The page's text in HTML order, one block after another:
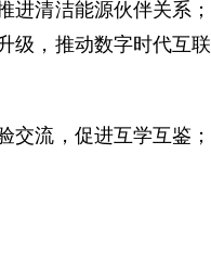
清洁能源伙伴关系；
级，推动数字时代互联
流，促进互学互鉴；